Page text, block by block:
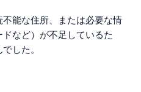
能な住所、または必要な情
など）が不足しているた
した。